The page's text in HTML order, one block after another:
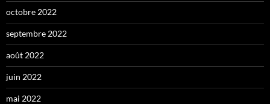
octobre 2022
septembre 2022
août 2022
juin 2022
mai 2022